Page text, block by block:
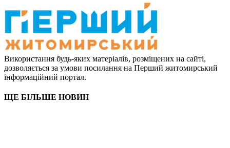
Використання будь-яких матеріалів, розміщених на сайті,
дозволяється за умови посилання на Перший житомирський
інформаційний портал.
ЩЕ БІЛЬШЕ НОВИН